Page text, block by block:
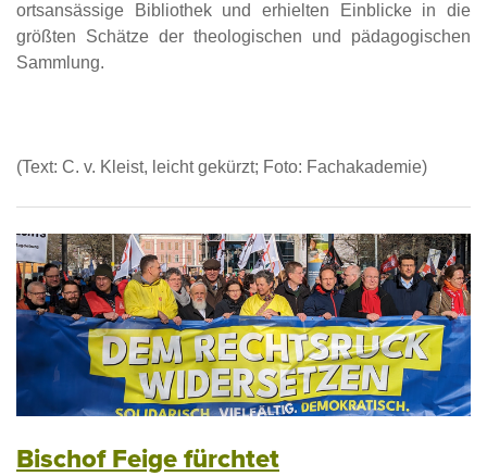
ortsansässige Bibliothek und erhielten Einblicke in die
größten Schätze der theologischen und pädagogischen
Sammlung.
(Text: C. v. Kleist, leicht gekürzt; Foto: Fachakademie)
Bischof Feige fürchtet